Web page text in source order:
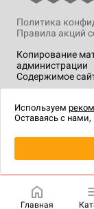
Копирование
администрации
Содержимое
Политика
Правила акций
технологии.
Главная
Используем
Оставаясь с